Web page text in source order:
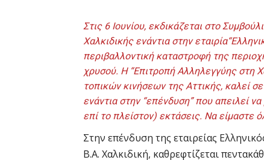
Στις 6 Ιουνίου, εκδικάζεται στο
Χαλκιδικής ενάντια στην
περιβαλλοντική καταστροφή της
χρυσού. Η “Επιτροπή Αλληλεγγύης στη
τοπικών κινήσεων της Αττικής, καλεί
ενάντια στην “επένδυση” που απειλεί
επί το πλείστον) εκτάσεις. Να είμαστε
Στην επένδυση της εταιρείας
Β.Α. Χαλκιδική, καθρεφτίζεται